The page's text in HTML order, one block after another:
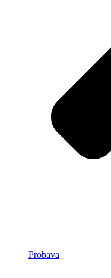
Probava